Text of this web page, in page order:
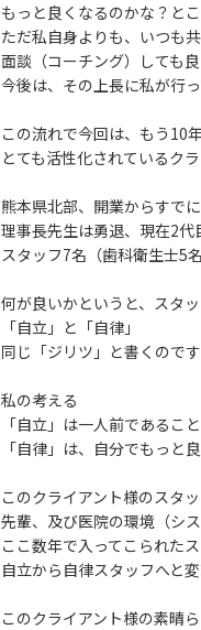
もっと良くなるのかな？と
ただ私自身よりも、いつも
面談（コーチング）しても
今後は、その上長に私が行
この流れで今回は、もう10
とても活性化されているク
熊本県北部、開業からすで
理事長先生は勇退、現在2
スタッフ7名（歯科衛生士5
何が良いかというと、スタ
「自立」と「自律」
同じ「ジリツ」と書くので
私の考える
「自立」は一人前であるこ
「自律」は、自分でもっと
このクライアント様のスタ
先輩、及び医院の環境（シ
ここ数年で入ってこられた
自立から自律スタッフへと
このクライアント様の素晴